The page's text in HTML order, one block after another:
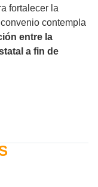
fortalecer la
contempla
entre la
a fin de